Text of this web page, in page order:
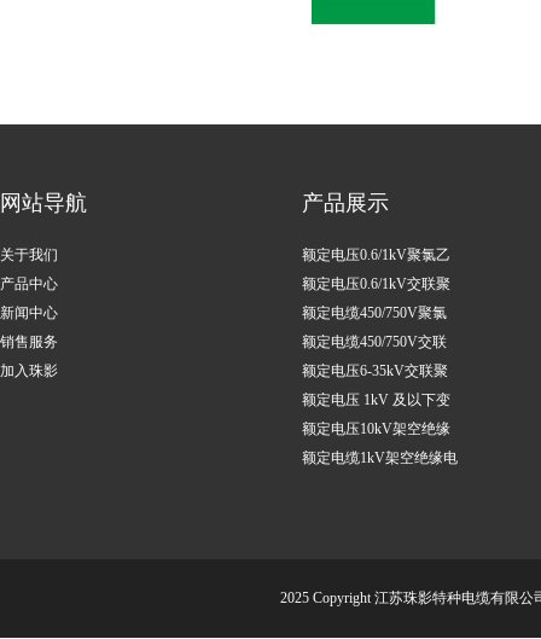
网站导航
关于我们
产品中心
新闻中心
销售服务
加入珠影
产品展示
额定电压0.6/1kV聚氯乙
烯绝缘电力电缆
额定电压0.6/1kV交联聚
乙烯绝缘电力电缆
额定电缆450/750V聚氯
乙烯绝缘控制电缆
额定电缆450/750V交联
聚乙烯绝缘控制电缆
额定电压6-35kV交联聚
乙烯绝缘电力电缆
额定电压 1kV 及以下变
频调速用电缆
额定电压10kV架空绝缘
电缆
额定电缆1kV架空绝缘电
2025 Copyright 江苏珠影特种电缆有限